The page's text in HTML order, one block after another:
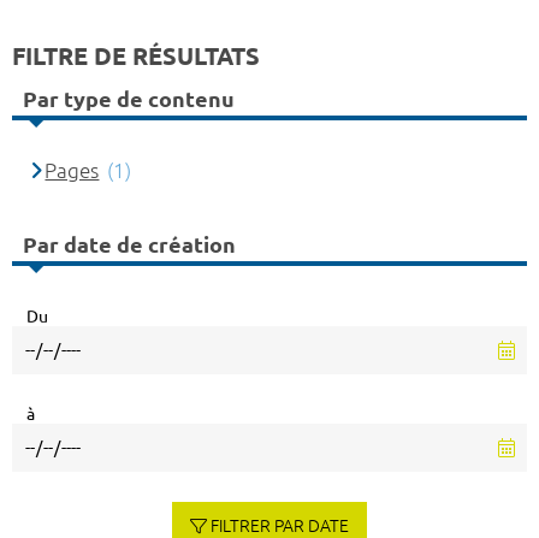
FILTRE DE RÉSULTATS
Par type de contenu
Pages (1)
Par date de création
Du
à
FILTRER PAR DATE